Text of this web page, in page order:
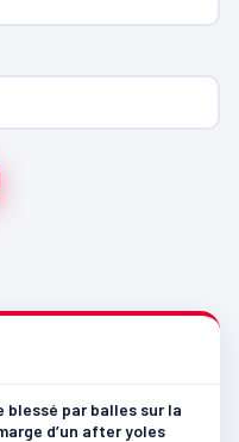
blessé par balles sur la
d’un after yoles